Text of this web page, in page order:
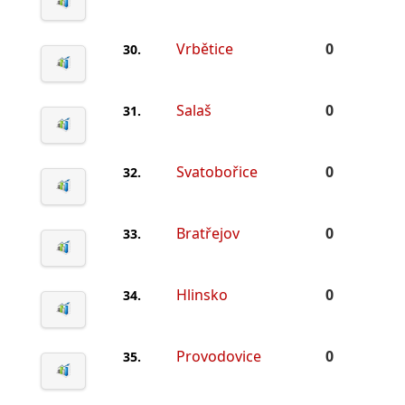
30. Vrbětice 0
31. Salaš 0
32. Svatobořice 0
33. Bratřejov 0
34. Hlinsko 0
35. Provodovice 0